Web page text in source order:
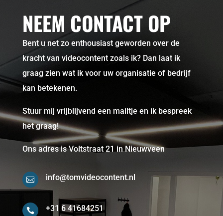
NEEM CONTACT OP
Bent u net zo enthousiast geworden over de
kracht van videocontent zoals ik? Dan laat ik
graag zien wat ik voor uw organisatie of bedrijf
kan betekenen.
Stuur mij vrijblijvend een mailtje en ik bespreek
het graag!
Ons adres is Voltstraat 21 in Nieuwveen
 info@tomvideocontent.nl
 +31 6 41684251